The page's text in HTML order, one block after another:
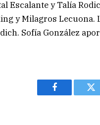
Escalante y Talía
y Milagros
Sofía González
Facebook